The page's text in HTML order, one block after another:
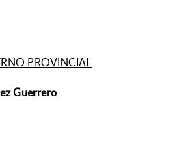
PROVINCIAL
Guerrero